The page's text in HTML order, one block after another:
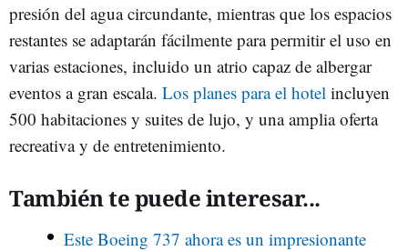
presión del agua circundante, mientras que los espacios
restantes se adaptarán fácilmente para permitir el uso en
varias estaciones, incluido un atrio capaz de albergar
eventos a gran escala. Los planes para el hotel incluyen
500 habitaciones y suites de lujo, y una amplia oferta
recreativa y de entretenimiento.
También te puede interesar...
Este Boeing 737 ahora es un impresionante